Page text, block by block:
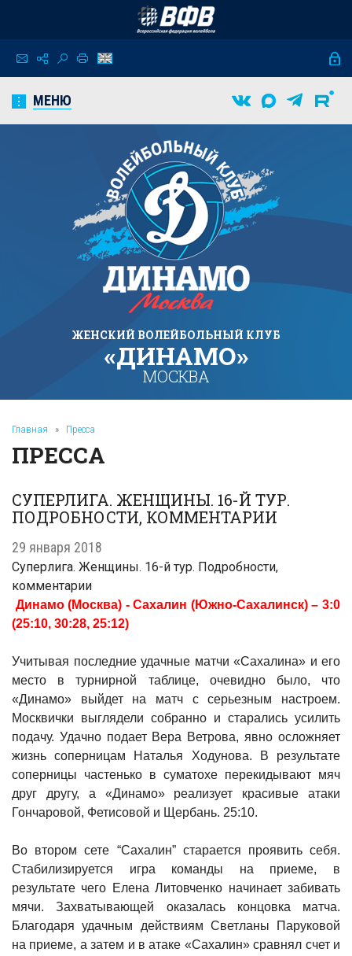
МЕНЮ
ЖЕНСКИЙ ВОЛЕЙБОЛЬНЫЙ КЛУБ
«ДИНАМО»
МОСКВА
Главная » Пресса
ПРЕССА
СУПЕРЛИГА. ЖЕНЩИНЫ. 16-Й ТУР.
ПОДРОБНОСТИ, КОММЕНТАРИИ
29 января 2018
Суперлига. Женщины. 16-й тур. Подробности,
комментарии
Динамо (Москва) - Сахалин (Южно-Сахалинск) – 3:0
(25:10, 30:28, 25:12)
Учитывая последние удачные матчи «Сахалина» и его
место в турнирной таблице, очевидно было, что
«Динамо» выйдет на матч с серьезным настроем.
Москвички выглядели собранно и старались усилить
подачу. Удачно подает Вера Ветрова, явно осложняет
жизнь соперницам Наталья Ходунова. В результате
соперницы частенько в суматохе перекидывают мяч
друг другу, а «Динамо» реализует красивые атаки
Гончаровой, Фетисовой и Щербань. 25:10.
Во втором сете “Сахалин” старается проявить себя.
Стабилизируется игра команды на приеме, в
результате чего Елена Литовченко начинает забивать
мячи. Захватывающей оказалась концовка матча.
Благодаря удачным действиям Светланы Паруковой
на приеме, а затем и в атаке «Сахалин» сравнял счет и